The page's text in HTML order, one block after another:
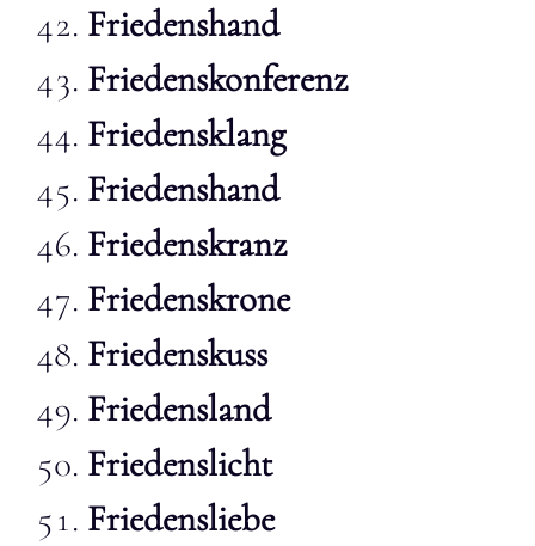
Friedenshand
Friedenskonferenz
Friedensklang
Friedenshand
Friedenskranz
Friedenskrone
Friedenskuss
Friedensland
Friedenslicht
Friedensliebe